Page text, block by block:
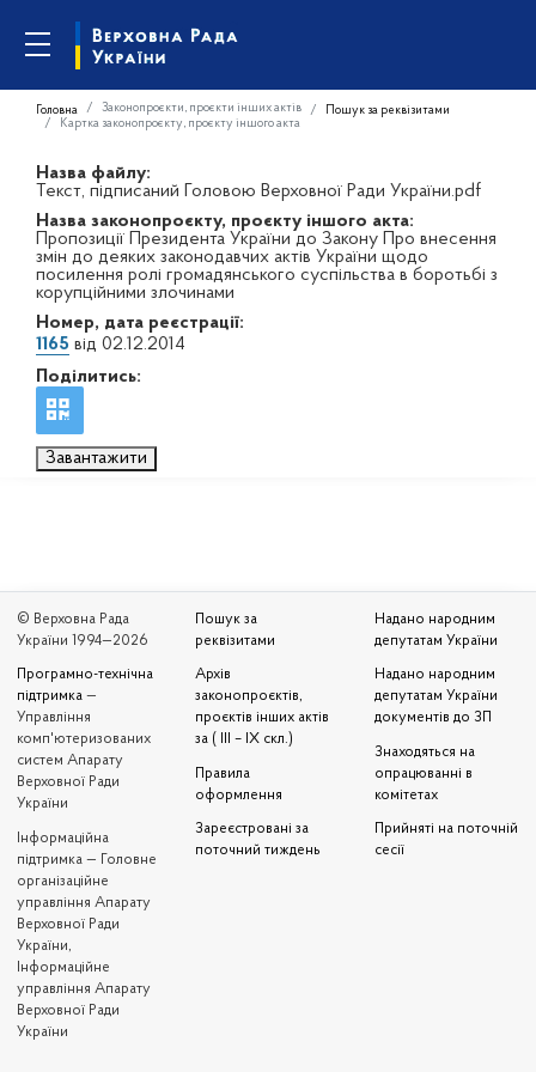
Головна Законопроєкти, проєкти інших актів
Пошук за реквізитами
Картка законопроєкту, проєкту іншого акта
Назва файлу:
Текст, підписаний Головою Верховної Ради України.pdf
Назва законопроєкту, проєкту іншого акта:
Пропозиції Президента України до Закону Про внесення
змін до деяких законодавчих актів України щодо
посилення ролі громадянського суспільства в боротьбі з
корупційними злочинами
Номер, дата реєстрації:
1165 від 02.12.2014
Поділитись:
Завантажити
© Верховна Рада
України 1994—2026
Програмно-технічна
підтримка —
Управління
комп'ютеризованих
систем Апарату
Верховної Ради
України
Iнформаційна
підтримка — Головне
організаційне
управління Апарату
Верховної Ради
України,
Інформаційне
управління Апарату
Верховної Ради
України
Пошук за
реквізитами
Архів
законопроєктів,
проєктів інших актів
за ( III – IX скл.)
Правила
оформлення
Зареєстровані за
поточний тиждень
Надано народним
депутатам України
Надано народним
депутатам України
документів до ЗП
Знаходяться на
опрацюванні в
комітетах
Прийняті на поточній
сесії